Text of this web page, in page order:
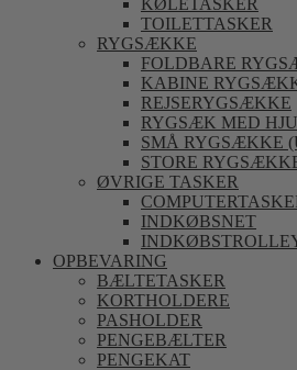
TOILETTASKER
RYGSÆKKE
FOLDBARE
KABINE
REJSERYGSÆKKE
RYGSÆK MED
SMÅ RYGSÆKKE
STORE
ØVRIGE TASKER
INDKØBSNET
OPBEVARING
BÆLTETASKER
KORTHOLDERE
PASHOLDER
PENGEBÆLTER
PENGEKAT